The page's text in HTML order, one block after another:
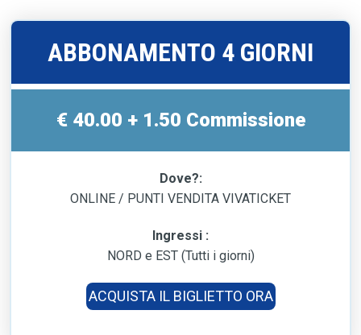
ABBONAMENTO 4 GIORNI
€ 40.00 + 1.50 Commissione
Dove?:
ONLINE / PUNTI VENDITA VIVATICKET
Ingressi :
NORD e EST (Tutti i giorni)
ACQUISTA IL BIGLIETTO ORA